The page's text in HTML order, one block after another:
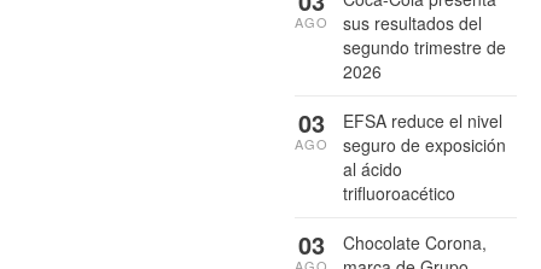
sus resultados del
segundo trimestre de
2026
AGO
EFSA reduce el nivel
seguro de exposición
al ácido
trifluoroacético
03
AGO
Chocolate Corona,
03